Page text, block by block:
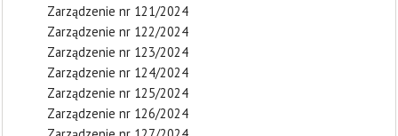
Zarządzenie nr 121/2024
Zarządzenie nr 122/2024
Zarządzenie nr 123/2024
Zarządzenie nr 124/2024
Zarządzenie nr 125/2024
Zarządzenie nr 126/2024